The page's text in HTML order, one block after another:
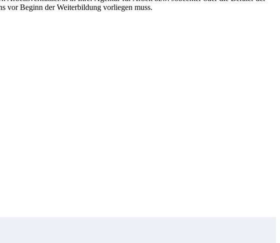
vor Beginn der Weiterbildung vorliegen muss.